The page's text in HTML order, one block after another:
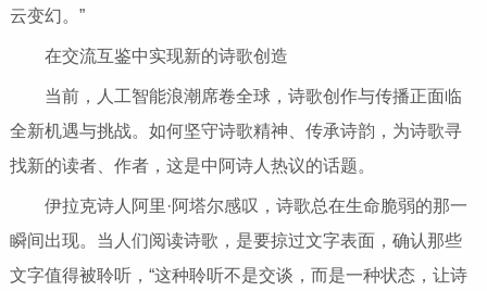
云变幻。”
在交流互鉴中实现新的诗歌创造
当前，人工智能浪潮席卷全球，诗歌创作与传播正面临
全新机遇与挑战。如何坚守诗歌精神、传承诗韵，为诗歌寻
找新的读者、作者，这是中阿诗人热议的话题。
伊拉克诗人阿里·阿塔尔感叹，诗歌总在生命脆弱的那一
瞬间出现。当人们阅读诗歌，是要掠过文字表面，确认那些
文字值得被聆听，“这种聆听不是交谈，而是一种状态，让诗